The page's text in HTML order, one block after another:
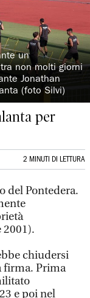
un
non molti giorni
Jonathan
(foto Silvi)
per
2 MINUTI DI LETTURA
del Pontedera.
2001).
chiudersi
firma. Prima
e poi nel